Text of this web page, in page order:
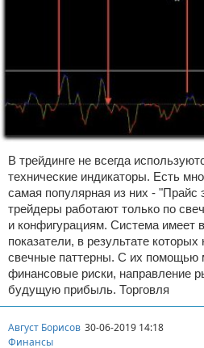
В трейдинге не всегда
технические индикаторы. Есть
самая популярная из них -
трейдеры работают только по
и конфигурациям. Система имеет
показатели, в результате
свечные паттерны. С их помощью
финансовые риски, направление
будущую прибыль. Торговля
Август Борисов 30-06-2019 14:18
Финансы